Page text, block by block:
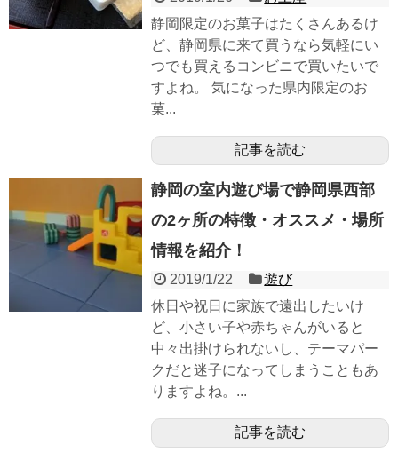
静岡限定のお菓子はたくさんあるけ
ど、静岡県に来て買うなら気軽にい
つでも買えるコンビニで買いたいで
すよね。 気になった県内限定のお
菓...
記事を読む
静岡の室内遊び場で静岡県西部
の2ヶ所の特徴・オススメ・場所
情報を紹介！
2019/1/22
遊び
休日や祝日に家族で遠出したいけ
ど、小さい子や赤ちゃんがいると
中々出掛けられないし、テーマパー
クだと迷子になってしまうこともあ
りますよね。...
記事を読む